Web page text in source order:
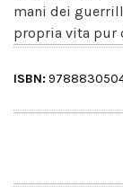
mani dei
propria vita pur
ISBN: